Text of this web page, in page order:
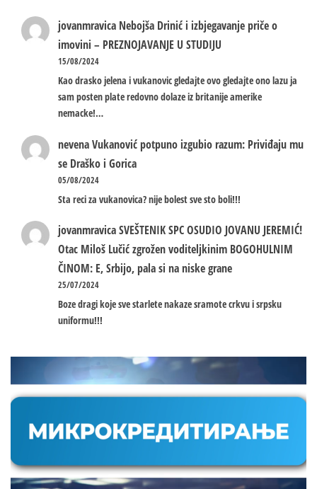
jovanmravica Nebojša Drinić i izbjegavanje priče o
imovini – PREZNOJAVANJE U STUDIJU
15/08/2024
Kao drasko jelena i vukanovic gledajte ovo gledajte ono lazu ja
sam posten plate redovno dolaze iz britanije amerike
nemacke!…
nevenaVukanović potpuno izgubio razum: Priviđaju mu
se Draško i Gorica
05/08/2024
Sta reci za vukanovica? nije bolest sve sto boli!!!
jovanmravicaSVEŠTENIK SPC OSUDIO JOVANU JEREMIĆ!
Otac Miloš Lučić zgrožen voditeljkinim BOGOHULNIM
ČINOM: E, Srbijo, pala si na niske grane
25/07/2024
Boze dragi koje sve starlete nakaze sramote crkvu i srpsku
uniformu!!!